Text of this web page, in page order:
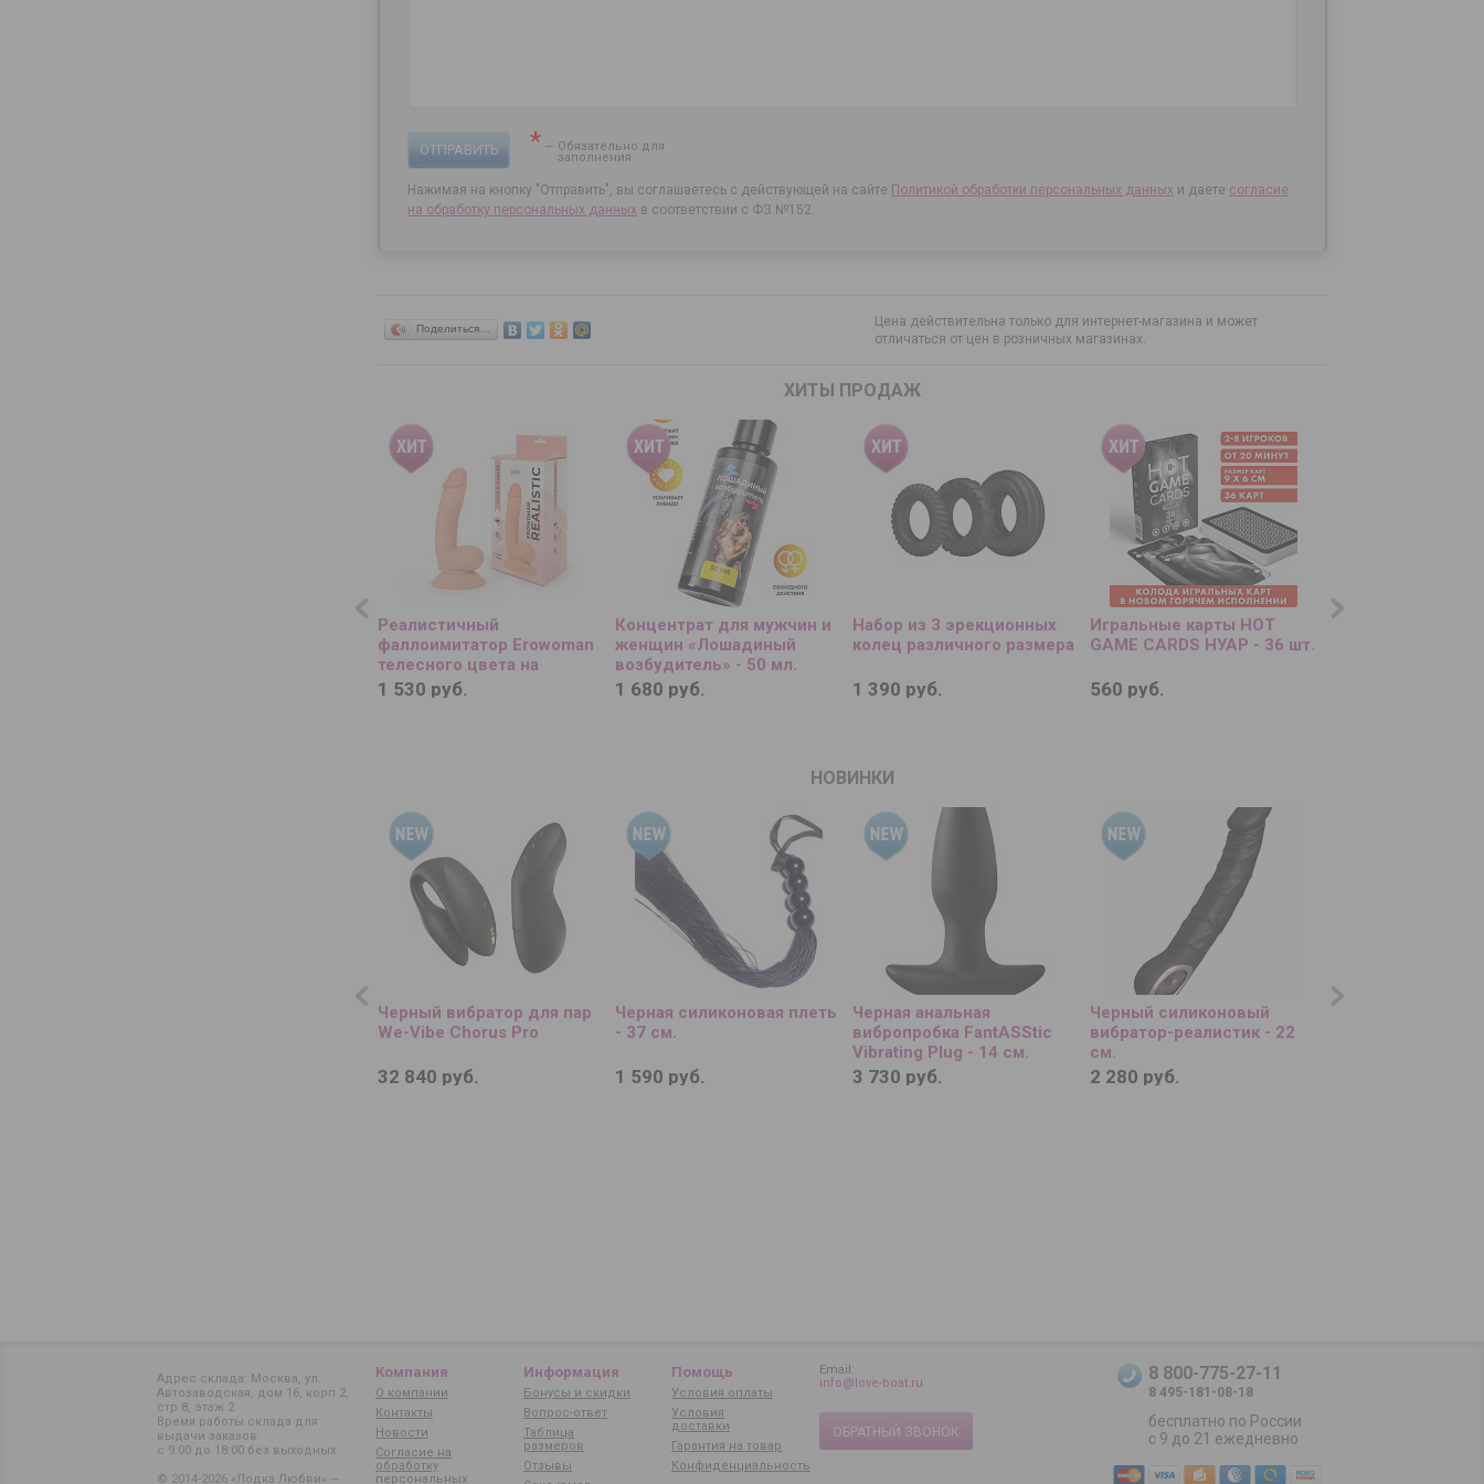
ОТПРАВИТЬ * — Обязательно для
заполнения
Нажимая на кнопку "Отправить", вы соглашаетесь с действующей на сайте Политикой обработки персональных данных и даете согласие
на обработку персональных данных в соответствии с ФЗ №152.
Поделиться…
Цена действительна только для интернет-магазина и может
отличаться от цен в розничных магазинах.
ХИТЫ ПРОДАЖ
Реалистичный
фаллоимитатор Erowoman
телесного цвета на
присоске
1 530 руб.
Концентрат для мужчин и
женщин «Лошадиный
возбудитель» - 50 мл.
1 680 руб.
Набор из 3 эрекционных
колец различного размера
1 390 руб.
Игральные карты HOT
GAME CARDS НУАР - 36 шт.
560 руб.
НОВИНКИ
Черный вибратор для пар
We-Vibe Chorus Pro
32 840 руб.
Черная силиконовая плеть
- 37 см.
1 590 руб.
Черная анальная
вибропробка FantASStic
Vibrating Plug - 14 см.
3 730 руб.
Черный силиконовый
вибратор-реалистик - 22
см.
2 280 руб.
Адрес склада: Москва, ул.
Автозаводская, дом 16, корп 2,
стр 8, этаж 2
Время работы склада для
выдачи заказов:
с 9:00 до 18:00 без выходных.
© 2014-2026 «Лодка Любви» —
Компания
О компании
Контакты
Новости
Согласие на
обработку
персональных
Информация
Бонусы и скидки
Вопрос-ответ
Таблица
размеров
Отзывы
Помощь
Условия оплаты
Условия
доставки
Гарантия на товар
Конфиденциальность
Email:
info@love-boat.ru
ОБРАТНЫЙ ЗВОНОК
8 800-775-27-11
8 495-181-08-18
бесплатно по России
с 9 до 21 ежедневно